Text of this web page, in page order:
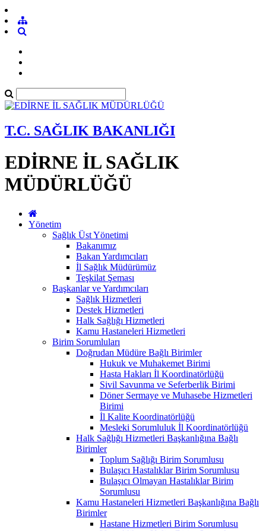
T.C. SAĞLIK BAKANLIĞI
EDİRNE İL SAĞLIK
MÜDÜRLÜĞÜ
Yönetim
Sağlık Üst Yönetimi
Bakanımız
Bakan Yardımcıları
İl Sağlık Müdürümüz
Teşkilat Şeması
Başkanlar ve Yardımcıları
Sağlık Hizmetleri
Destek Hizmetleri
Halk Sağlığı Hizmetleri
Kamu Hastaneleri Hizmetleri
Birim Sorumluları
Doğrudan Müdüre Bağlı Birimler
Hukuk ve Muhakemet Birimi
Hasta Hakları İl Koordinatörlüğü
Sivil Savunma ve Seferberlik Birimi
Döner Sermaye ve Muhasebe Hizmetleri
Birimi
İl Kalite Koordinatörlüğü
Mesleki Sorumluluk İl Koordinatörlüğü
Halk Sağlığı Hizmetleri Başkanlığına Bağlı
Birimler
Toplum Sağlığı Birim Sorumlusu
Bulaşıcı Hastalıklar Birim Sorumlusu
Bulaşıcı Olmayan Hastalıklar Birim
Sorumlusu
Kamu Hastaneleri Hizmetleri Başkanlığına Bağlı
Birimler
Hastane Hizmetleri Birim Sorumlusu